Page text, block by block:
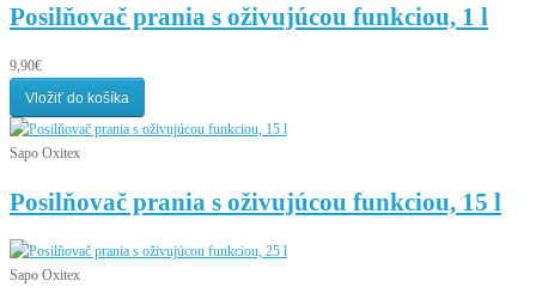
Posilňovač prania s oživujúcou funkciou, 1 l
9,90€
Vložiť do košíka
Sapo Oxitex
Posilňovač prania s oživujúcou funkciou, 15 l
Sapo Oxitex